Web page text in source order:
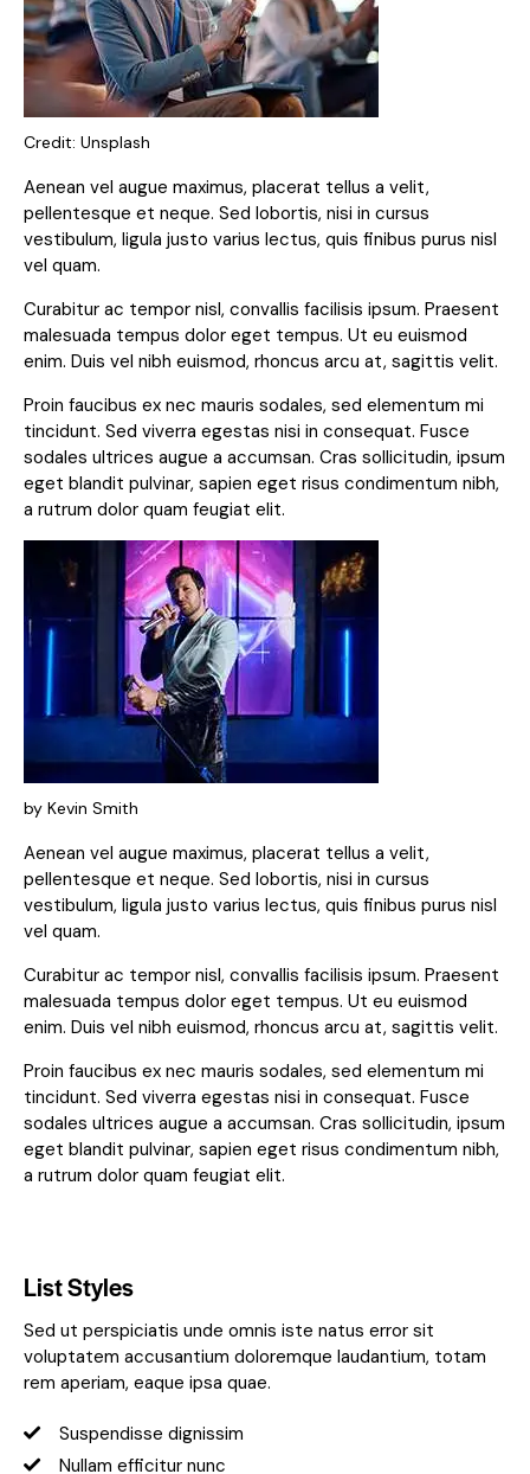
Credit: Unsplash
Aenean vel augue maximus, placerat tellus a velit,
pellentesque et neque. Sed lobortis, nisi in cursus
vestibulum, ligula justo varius lectus, quis finibus purus nisl
vel quam.
Curabitur ac tempor nisl, convallis facilisis ipsum. Praesent
malesuada tempus dolor eget tempus. Ut eu euismod
enim. Duis vel nibh euismod, rhoncus arcu at, sagittis velit.
Proin faucibus ex nec mauris sodales, sed elementum mi
tincidunt. Sed viverra egestas nisi in consequat. Fusce
sodales ultrices augue a accumsan. Cras sollicitudin, ipsum
eget blandit pulvinar, sapien eget risus condimentum nibh,
a rutrum dolor quam feugiat elit.
by Kevin Smith
Aenean vel augue maximus, placerat tellus a velit,
pellentesque et neque. Sed lobortis, nisi in cursus
vestibulum, ligula justo varius lectus, quis finibus purus nisl
vel quam.
Curabitur ac tempor nisl, convallis facilisis ipsum. Praesent
malesuada tempus dolor eget tempus. Ut eu euismod
enim. Duis vel nibh euismod, rhoncus arcu at, sagittis velit.
Proin faucibus ex nec mauris sodales, sed elementum mi
tincidunt. Sed viverra egestas nisi in consequat. Fusce
sodales ultrices augue a accumsan. Cras sollicitudin, ipsum
eget blandit pulvinar, sapien eget risus condimentum nibh,
a rutrum dolor quam feugiat elit.
List Styles
Sed ut perspiciatis unde omnis iste natus error sit
voluptatem accusantium doloremque laudantium, totam
rem aperiam, eaque ipsa quae.
Suspendisse dignissim
Nullam efficitur nunc